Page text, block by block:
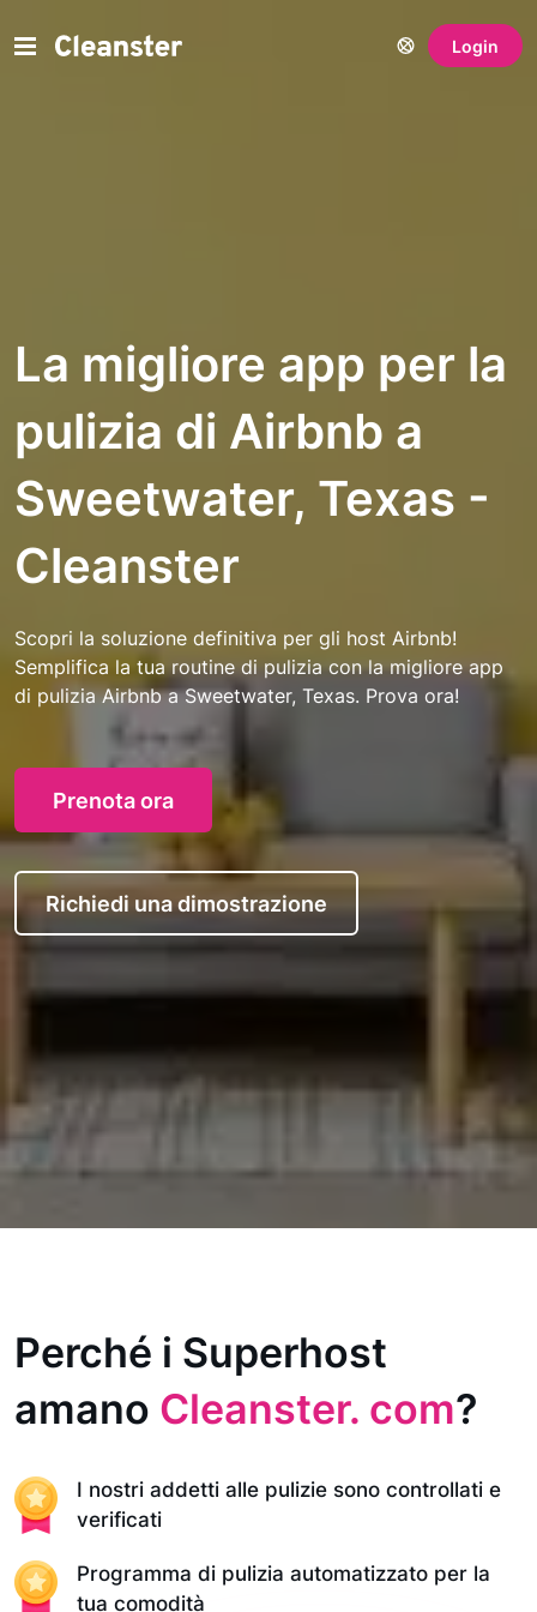
Login
La migliore app per la
pulizia di Airbnb a
Sweetwater, Texas -
Cleanster
Scopri la soluzione definitiva per gli host Airbnb!
Semplifica la tua routine di pulizia con la migliore app
di pulizia Airbnb a Sweetwater, Texas. Prova ora!
Prenota ora
Richiedi una dimostrazione
Perché i Superhost
amano Cleanster. com?
I nostri addetti alle pulizie sono controllati e
verificati
Programma di pulizia automatizzato per la
tua comodità